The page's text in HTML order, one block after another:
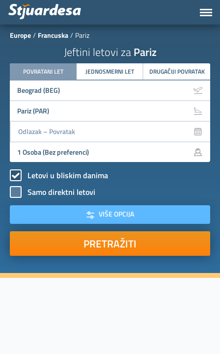
Europe Francuska Pariz
Jeftini letovi zaPariz
POVRATANI LET JEDNOSMERNI LET DRUGAČIJI POVRATAK
Letovi u bliskim danima
Samo direktni letovi
VIŠE OPCIJA
PRETRAŽITI